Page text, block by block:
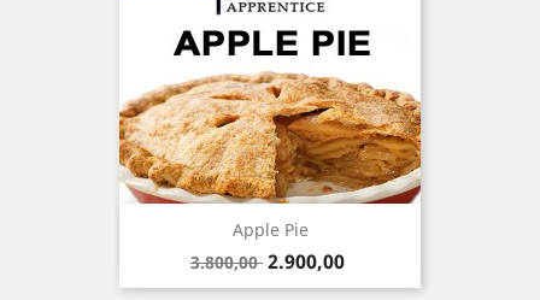
Apple Pie
Precio
base
3.800,00 Precio
2.900,00